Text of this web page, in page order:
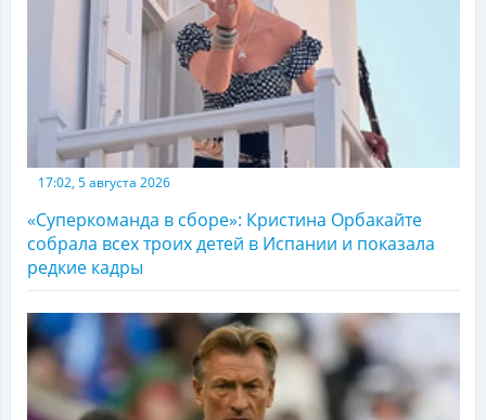
17:02, 5 августа 2026
«Суперкоманда в сборе»: Кристина Орбакайте
собрала всех троих детей в Испании и показала
редкие кадры